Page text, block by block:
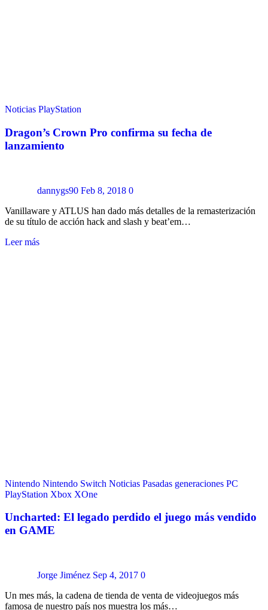
Noticias PlayStation
Dragon’s Crown Pro confirma su fecha de
lanzamiento
dannygs90 Feb 8, 2018 0
Vanillaware y ATLUS han dado más detalles de la remasterización
de su título de acción hack and slash y beat’em…
Leer más
Nintendo Nintendo Switch Noticias Pasadas generaciones PC
PlayStation Xbox XOne
Uncharted: El legado perdido el juego más vendido
en GAME
Jorge Jiménez Sep 4, 2017 0
Un mes más, la cadena de tienda de venta de videojuegos más
famosa de nuestro país nos muestra los más…